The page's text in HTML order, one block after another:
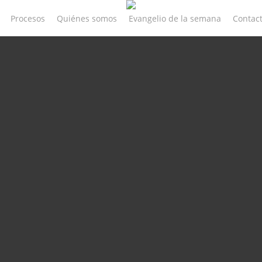
Procesos Quiénes somos Evangelio de la semana